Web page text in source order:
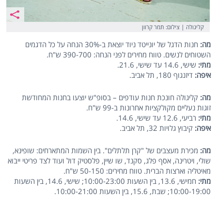
קליגולה | צילום: תמר קרוון
מה:
חנות הדגל של יונייטד ניוד יוצאת ב-30% הנחה על כל הדגמים
השטוחים לנשים. טווח מחירים לפני הנחה: 390-700 ש"ח.
מתי: שישי, 14.6 עד שישי, 21.6.
איפה: דיזנגוף 180, תל אביב.
מה: קליגולה חונכת חנות עודפים – בסופ"ש יוצעו בחנות המחודשת
זוגות נעליים מקולקציות אחרונות ב-99 ש"ח.
מתי: רביעי, 12.6 עד שישי, 14.6.
איפה: קיבוץ גלויות 32, תל אביב.
מה: מכירת מעצבים של "קרן תלתלים". בין השמות המתארחים: שופינא,
שולי, ויטרינה, אסף פלג, סקנד, שו שיין, פלסטיק דול ועוד לצד פריטי ייבוא
מאיטליה וארצות הברית. טווח מחירים: 50-150 ש"ח.
מתי:
חמישי, 13.6, בין השעות 10:00-23:00; שישי, 14.6, בין השעות
10:00-19:00; שבת, 15.6, בין השעות 10:00-21:00.